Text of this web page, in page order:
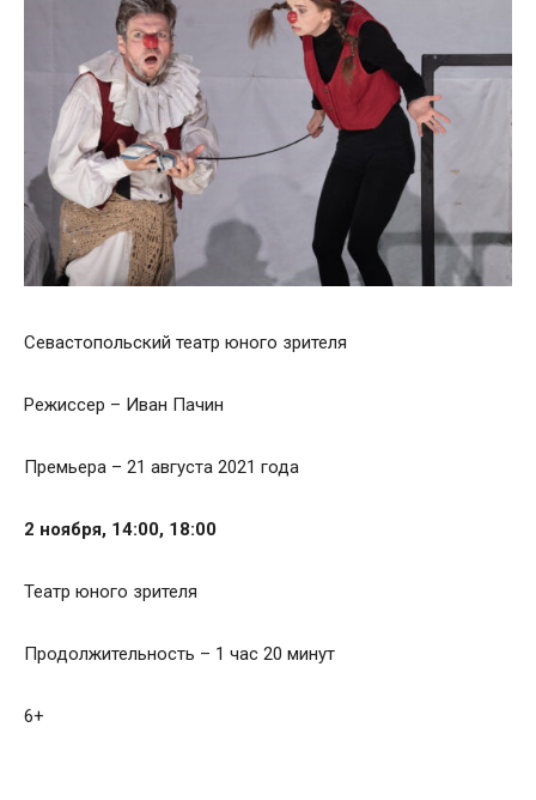
Севастопольский театр юного зрителя
Режиссер – Иван Пачин
Премьера – 21 августа 2021 года
2 ноября, 14:00, 18:00
Театр юного зрителя
Продолжительность – 1 час 20 минут
6+